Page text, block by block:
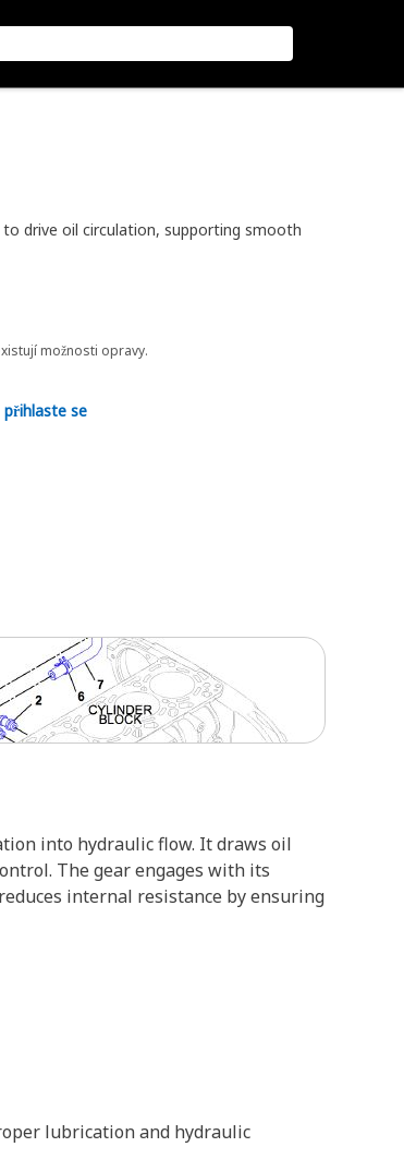
drive oil circulation, supporting smooth
možnosti opravy.
přihlaste se
into hydraulic flow. It draws oil
The gear engages with its
internal resistance by ensuring
lubrication and hydraulic